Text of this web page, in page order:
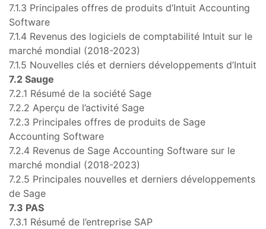
7.1.3 Principales offres de produits d’Intuit Accounting
Software
7.1.4 Revenus des logiciels de comptabilité Intuit sur le
marché mondial (2018-2023)
7.1.5 Nouvelles clés et derniers développements d’Intuit
7.2 Sauge
7.2.1 Résumé de la société Sage
7.2.2 Aperçu de l’activité Sage
7.2.3 Principales offres de produits de Sage
Accounting Software
7.2.4 Revenus de Sage Accounting Software sur le
marché mondial (2018-2023)
7.2.5 Principales nouvelles et derniers développements
de Sage
7.3 PAS
7.3.1 Résumé de l’entreprise SAP